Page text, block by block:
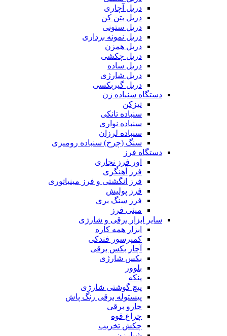
دریل آچاری
دریل بتن کن
دریل ستونی
دریل نمونه برداری
دریل همزن
دریل چکشی
دریل ساده
دریل شارژی
دریل گیربکسی
دستگاه سنباده زن
تیزکن
سنباده تانکی
سنباده نواری
سنباده لرزان
سنگ (چرخ) سنباده رومیزی
دستگاه فرز
اور فرز نجاری
فرز آهنگری
فرز انگشتی و فرز مینیاتوری
فرز پولیش
فرز سنگ بری
مینی فرز
سایر ابزار برقی و شارژی
ابزار همه کاره
کمپرسور فندکی
آچار بکس برقی
بکس شارژی
بلوور
پنکه
پیچ گوشتی شارژی
پیستوله برقی رنگ پاش
جارو برقی
چراغ قوه
چکش تخریب